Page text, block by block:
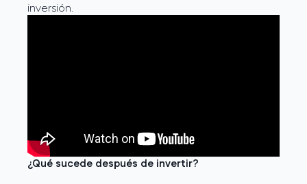
inversión.
¿Qué sucede después de invertir?